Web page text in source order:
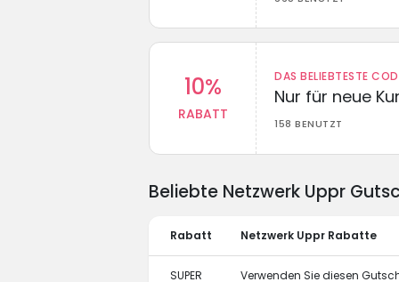
10%
RABATT
DAS BELIEBTESTE
Nur für neue
158 BENUTZT
Beliebte Netzwerk Uppr
Rabatt Netzwerk Uppr Rabatte
SUPER Verwenden Sie diesen